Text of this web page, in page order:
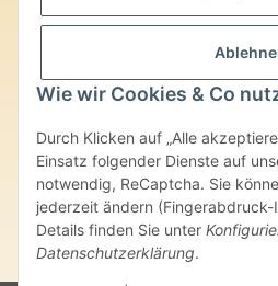
Wie wir Cookies & Co
Durch Klicken auf „Alle
Einsatz folgender Dienste auf
notwendig, ReCaptcha. Sie
jederzeit ändern
Details finden Sie unter
Datenschutzerklärung.
besondere Kräfte und
ausdrücklich darauf hin, dass alle
heilender Wirkungen (körperlich-
überlassenen Unterlagen bisher
wissenschaftlich nachweisbar
beruhen ausschließlich auf
Erfahrung. Unsere Produkte
oder Heilpraktiker und sind auch
stellen unsere Angaben im ärztlichen
Therapieform dar.